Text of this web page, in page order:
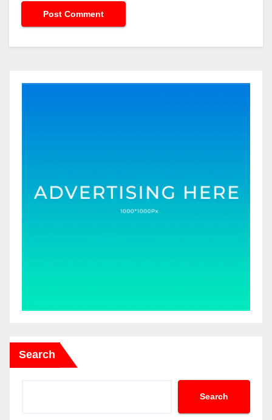
Search
Search